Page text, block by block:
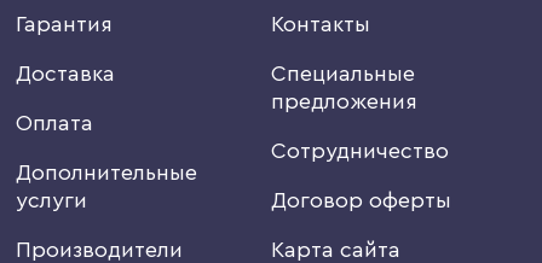
Гарантия
Доставка
Оплата
Дополнительные
услуги
Производители
Контакты
Специальные
предложения
Сотрудничество
Договор оферты
Карта сайта